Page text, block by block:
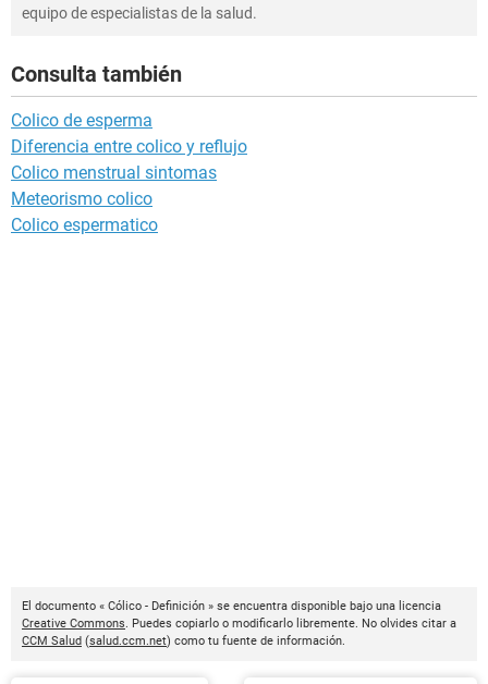
equipo de especialistas de la salud.
Consulta también
Colico de esperma
Diferencia entre colico y reflujo
Colico menstrual sintomas
Meteorismo colico
Colico espermatico
El documento « Cólico - Definición » se encuentra disponible bajo una licencia
Creative Commons. Puedes copiarlo o modificarlo libremente. No olvides citar a
CCM Salud (salud.ccm.net) como tu fuente de información.